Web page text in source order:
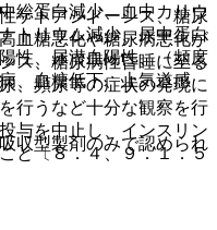
総蛋白減少、血中カリウ
トリウム減少、尿中蛋白
性、尿潜血陽性、（頻度
、血糖低下、上気道感
収型製剤のみで認められ
ケトアシドーシス、糖尿
血糖悪化や糖尿病悪化が
ス、糖尿病性昏睡に至る
、頻尿等の症状の発現に
行うなど十分な観察を行
与を中止し、インスリン
と〔８．４、９．１．５